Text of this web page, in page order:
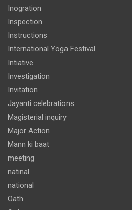
Inogration
Inspection
Instructions
International Yoga Festival
Intiative
Investigation
Invitation
Jayanti celebrations
Magisterial inquiry
Major Action
Mann ki baat
meeting
natinal
national
Oath